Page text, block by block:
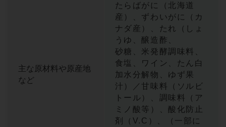
主な原材料や原産地
など
たらばがに（北海道
産）、ずわいがに（カ
ナダ産）、たれ（しょ
うゆ、醸造酢、
砂糖、米発酵調味料、
食塩、ワイン、たん白
加水分解物、ゆず果
汁）／甘味料（ソルビ
トール）、調味料（ア
ミノ酸等）、酸化防止
剤（V.C）、（一部に